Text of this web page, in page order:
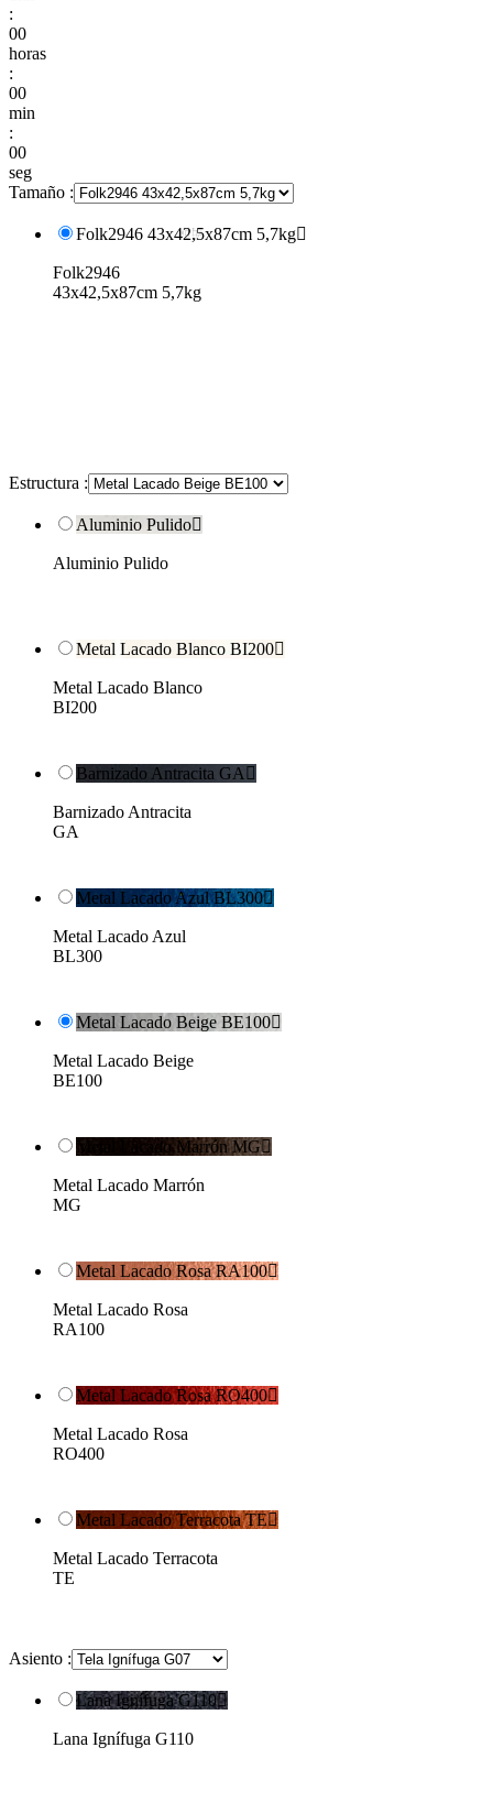
:
00
horas
:
00
min
:
00
seg
Tamaño :
Folk2946 43x42,5x87cm 5,7kg
Folk2946
43x42,5x87cm 5,7kg
Estructura :
Aluminio Pulido
Aluminio Pulido
Metal Lacado Blanco BI200
Metal Lacado Blanco
BI200
Barnizado Antracita GA 
Barnizado Antracita
GA
Metal Lacado Azul BL300
Metal Lacado Azul
BL300
Metal Lacado Beige BE100
Metal Lacado Beige
BE100
Metal Lacado Marrón MG
Metal Lacado Marrón
MG
Metal Lacado Rosa RA100
Metal Lacado Rosa
RA100
Metal Lacado Rosa RO400
Metal Lacado Rosa
RO400
Metal Lacado Terracota TE
Metal Lacado Terracota
TE
Asiento :
Lana Ignífuga G110
Lana Ignífuga G110